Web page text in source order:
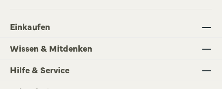
Einkaufen
Wissen & Mitdenken
Hilfe & Service